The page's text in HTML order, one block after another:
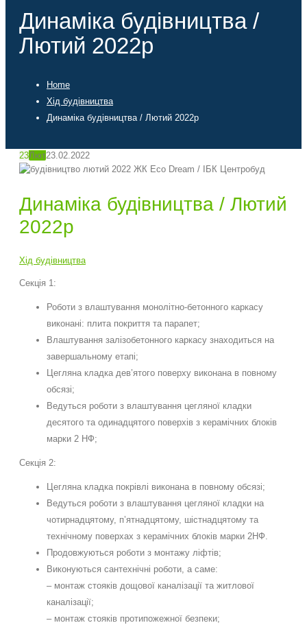
Динаміка будівництва /
Лютий 2022р
Home
Хід будівництва
Динаміка будівництва / Лютий 2022р
23Лют23.02.2022
Динаміка будівництва / Лютий
2022р
Хід будівництва
Секція 1:
Роботи з влаштування монолітно-бетонного каркасу
виконані: плита покриття та парапет;
Влаштування залізобетонного каркасу знаходиться на
завершальному етапі;
Цегляна кладка дев’ятого поверху виконана в повному
обсязі;
Ведуться роботи з влаштування цегляної кладки
десятого та одинадцятого поверхів з керамічних блоків
марки 2 НФ;
Секція 2:
Цегляна кладка покрівлі виконана в повному обсязі;
Ведуться роботи з влаштування цегляної кладки на
чотирнадцятому, п’ятнадцятому, шістнадцятому та
технічному поверхах з керамічних блоків марки 2НФ.
Продовжуються роботи з монтажу ліфтів;
Виконуються сантехнічні роботи, а саме:
– монтаж стояків дощової каналізації та житлової
каналізації;
– монтаж стояків протипожежної безпеки;